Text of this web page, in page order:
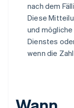
nach dem
Diese
und
Dienstes
wenn die